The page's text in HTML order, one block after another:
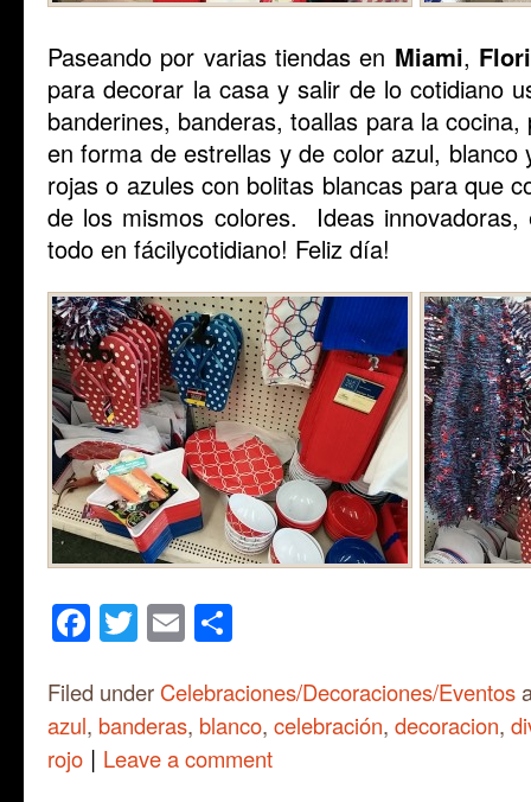
Paseando por varias tiendas en Miami,
para decorar la casa y salir de lo cotidiano
banderines, banderas, toallas para la
en forma de estrellas y de color azul,
rojas o azules con bolitas blancas para que
de los mismos colores. Ideas innovadoras,
todo en fácilycotidiano! Feliz día!
Facebook
Twitter
Email
Filed under Celebraciones/Decoraciones/Eventos
azul, banderas, blanco, celebración, decoracion,
rojo | Leave a comment